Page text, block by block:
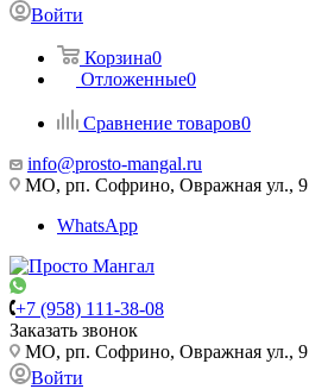
Войти
Корзина0
Отложенные0
Сравнение товаров0
info@prosto-mangal.ru
МО, рп. Софрино, Овражная ул., 9
WhatsApp
+7 (958) 111-38-08
Заказать звонок
МО, рп. Софрино, Овражная ул., 9
Войти